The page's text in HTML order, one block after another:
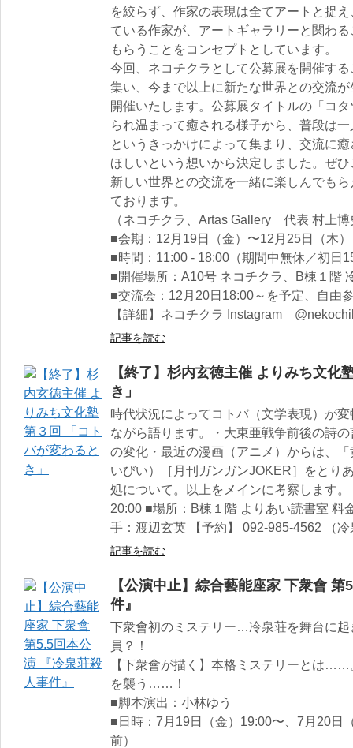
を絞らず、作家の表現は全てアートと捉
ている作家が、アートギャラリーと関わ
もらうことをコンセプトとしています。
今回、ネコチクラとして公募展を開催す
集い、今まで以上に新たな世界との交流
開催いたします。公募展タイトルの「コ
られ温まって癒される様子から、普段は
というきっかけによって集まり、交流に
ほしいという想いから決定しました。ぜ
新しい世界との交流を一緒に楽しんでも
ております。
（ネコチクラ、Artas Gallery 代表 村上博
■会期：12月19日（金）〜12月25日（木）
■時間：11:00 - 18:00（期間中無休／初日
■開催場所：A10号 ネコチクラ、B棟１階
■交流会：12月20日18:00～を予定、自由
【詳細】ネコチクラ Instagram
記事を読む
【終了】杉内玄徳主催 よりみち文化
き」
時代状況によってコトバ（文学表現）が
ながら語ります。・大東亜戦争前後の詩
の変化・最近の漫画（アニメ）からは、
いびい）［月刊ガンガンJOKER］をとり
処について。以上をメインに考察します
20:00 ■場所：B棟１階 よりあい読書室 料
手：渡辺玄英 【予約】 092-985-4562 （
記事を読む
【公演中止】綜合藝能座家 下衆會
件』
下衆會初のミステリー…冷泉荘を舞台に
員？！
【下衆會が描く】本格ミステリーとは
を襲う……！
■脚本演出：小林ゆう
■日時：7月19日（金）19:00〜、7月20日
前）